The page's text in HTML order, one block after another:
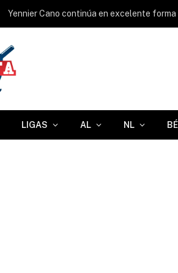
Yennier Cano continúa en excelente forma
LIGAS AL NL